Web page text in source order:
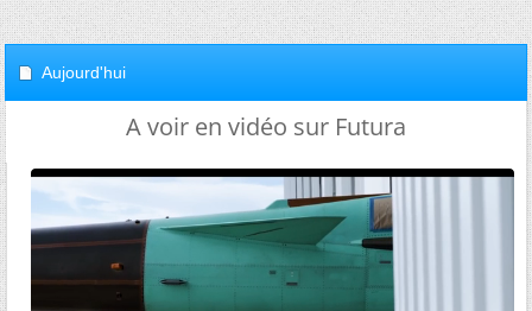
Aujourd'hui
A voir en vidéo sur Futura